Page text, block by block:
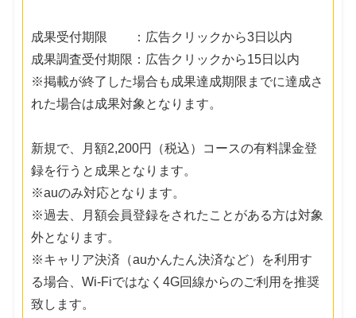
成果受付期限 ：広告クリックから3日以内
成果調査受付期限：広告クリックから15日以内
※掲載が終了した場合も成果達成期限までに達成さ
れた場合は成果対象となります。
新規で、月額2,200円（税込）コースの有料課金登
録を行うと成果となります。
※auのみ対応となります。
※過去、月額会員登録をされたことがある方は対象
外となります。
※キャリア決済（auかんたん決済など）を利用す
る場合、Wi-Fiではなく4G回線からのご利用を推奨
致します。